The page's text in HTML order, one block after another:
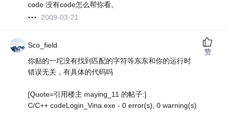
code 没有code怎么帮你看。
2009-03-21
Sco_field
你贴的一坨没有找到匹配的字符等东东和你的运行时
错误无关，有具体的代码吗
[Quote=引用楼主 maying_11 的帖子:]
C/C++ codeLogin_Vina.exe - 0 error(s), 0 warning(s)
赞